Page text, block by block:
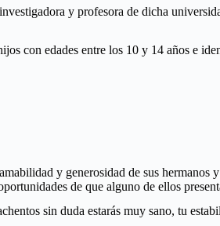
y profesora de dicha
con edades entre los 10 y 14 años e
y generosidad de sus
de que alguno de ellos
sin duda estarás muy sano, tu